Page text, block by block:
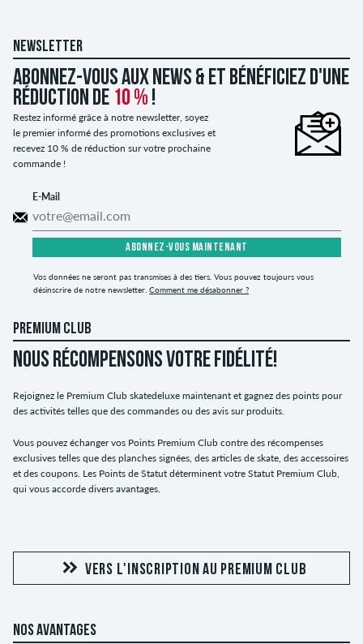
NEWSLETTER
Abonnez-vous aux news & et bénéficiez d'une
réduction de 10 % !
Restez informé grâce à notre newsletter, soyez
le premier informé des promotions exclusives et
recevez 10 % de réduction sur votre prochaine
commande !
E-Mail
ABONNEZ-VOUS MAINTENANT
Vos données ne seront pas transmises à des tiers. Vous pouvez toujours vous
désinscrire de notre newsletter. Comment me désabonner ?
PREMIUM CLUB
NOUS RÉCOMPENSONS VOTRE FIDÉLITÉ!
Rejoignez le Premium Club skatedeluxe maintenant et gagnez des points pour
des activités telles que des commandes ou des avis sur produits.
Vous pouvez échanger vos Points Premium Club contre des récompenses
exclusives telles que des planches signées, des articles de skate, des accessoires
et des coupons. Les Points de Statut déterminent votre Statut Premium Club,
qui vous accorde divers avantages.
VERS L'INSCRIPTION AU PREMIUM CLUB
NOS AVANTAGES